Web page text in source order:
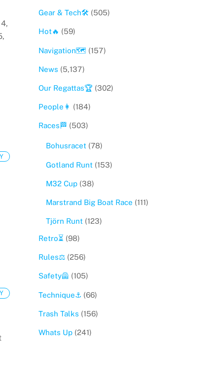
Gear & Tech🛠 (505)
Hot🔥 (59)
Navigation🗺 (157)
News (5,137)
Our Regattas🏆 (302)
People👩 (184)
Races🏁 (503)
Bohusracet(78)
Gotland Runt(153)
M32 Cup(38)
Marstrand Big Boat Race (111)
Tjörn Runt(123)
Retro⏳ (98)
Rules⚖️(256)
Safety🦺 (105)
Technique⚓️ (66)
Trash Talks (156)
Whats Up(241)